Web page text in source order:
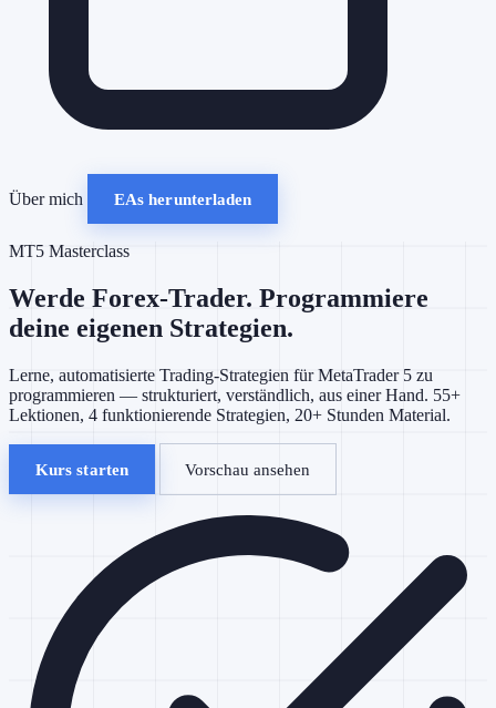
Über mich EAs herunterladen
MT5 Masterclass
Werde Forex-Trader. Programmiere
deine eigenen Strategien.
Lerne, automatisierte Trading-Strategien für MetaTrader 5 zu
programmieren — strukturiert, verständlich, aus einer Hand. 55+
Lektionen, 4 funktionierende Strategien, 20+ Stunden Material.
Kurs starten Vorschau ansehen